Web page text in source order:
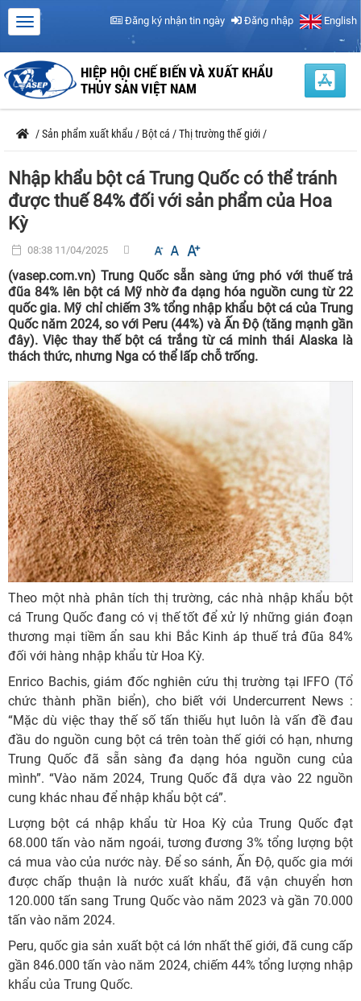
Đăng ký nhận tin ngày Đăng nhập English
HIỆP HỘI CHẾ BIẾN VÀ XUẤT KHẨU
THỦY SẢN VIỆT NAM
/Sản phẩm xuất khẩu / Bột cá /Thị trường thế giới /
Nhập khẩu bột cá Trung Quốc có thể tránh
được thuế 84% đối với sản phẩm của Hoa
Kỳ
08:38 11/04/2025
(vasep.com.vn) Trung Quốc sẵn sàng ứng phó với thuế trả
đũa 84% lên bột cá Mỹ nhờ đa dạng hóa nguồn cung từ 22
quốc gia. Mỹ chỉ chiếm 3% tổng nhập khẩu bột cá của Trung
Quốc năm 2024, so với Peru (44%) và Ấn Độ (tăng mạnh gần
đây). Việc thay thế bột cá trắng từ cá minh thái Alaska là
thách thức, nhưng Nga có thể lấp chỗ trống.
Theo một nhà phân tích thị trường, các nhà nhập khẩu bột
cá Trung Quốc đang có vị thế tốt để xử lý những gián đoạn
thương mại tiềm ẩn sau khi Bắc Kinh áp thuế trả đũa 84%
đối với hàng nhập khẩu từ Hoa Kỳ.
Enrico Bachis, giám đốc nghiên cứu thị trường tại IFFO (Tổ
chức thành phần biển), cho biết với Undercurrent News :
“Mặc dù việc thay thế số tấn thiếu hụt luôn là vấn đề đau
đầu do nguồn cung bột cá trên toàn thế giới có hạn, nhưng
Trung Quốc đã sẵn sàng đa dạng hóa nguồn cung của
mình”. “Vào năm 2024, Trung Quốc đã dựa vào 22 nguồn
cung khác nhau để nhập khẩu bột cá”.
Lượng bột cá nhập khẩu từ Hoa Kỳ của Trung Quốc đạt
68.000 tấn vào năm ngoái, tương đương 3% tổng lượng bột
cá mua vào của nước này. Để so sánh, Ấn Độ, quốc gia mới
được chấp thuận là nước xuất khẩu, đã vận chuyển hơn
120.000 tấn sang Trung Quốc vào năm 2023 và gần 70.000
tấn vào năm 2024.
Peru, quốc gia sản xuất bột cá lớn nhất thế giới, đã cung cấp
gần 846.000 tấn vào năm 2024, chiếm 44% tổng lượng nhập
khẩu của Trung Quốc.